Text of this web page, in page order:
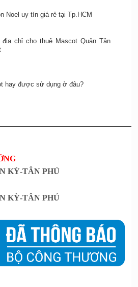
Noel uy tín giá rẻ tại Tp.HCM
chỉ cho thuê Mascot Quận Tân
hay được sử dụng ở đâu?
KỲ-TÂN PHÚ
KỲ-TÂN PHÚ